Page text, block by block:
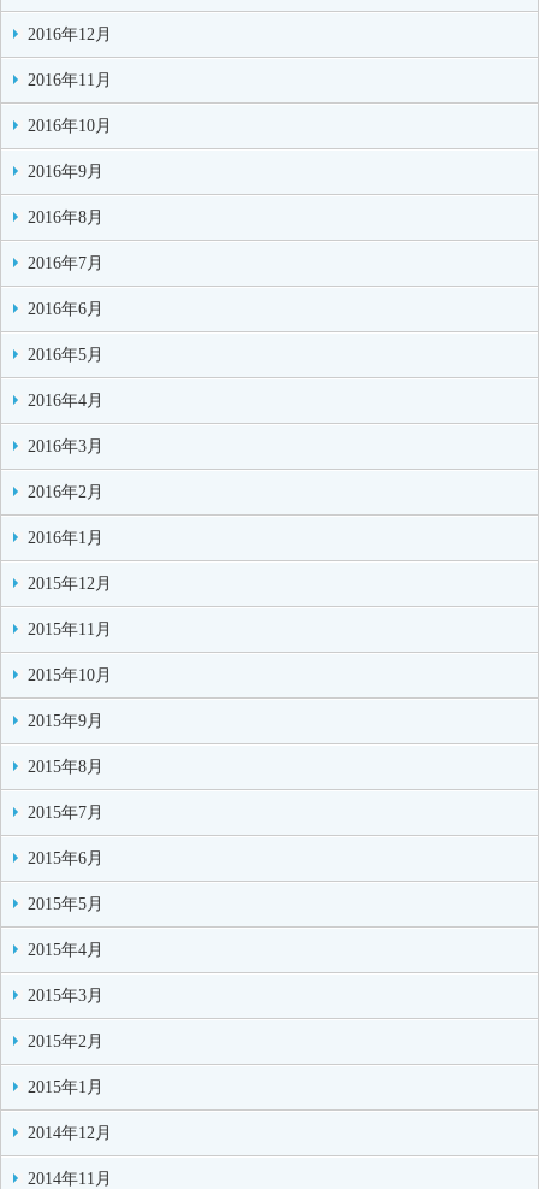
2016年12月
2016年11月
2016年10月
2016年9月
2016年8月
2016年7月
2016年6月
2016年5月
2016年4月
2016年3月
2016年2月
2016年1月
2015年12月
2015年11月
2015年10月
2015年9月
2015年8月
2015年7月
2015年6月
2015年5月
2015年4月
2015年3月
2015年2月
2015年1月
2014年12月
2014年11月